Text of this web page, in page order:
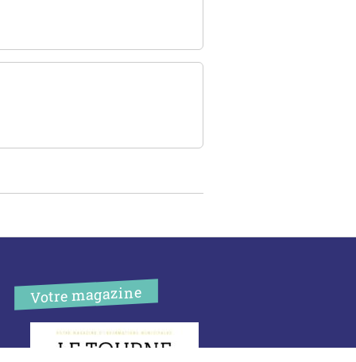
Votre magazine